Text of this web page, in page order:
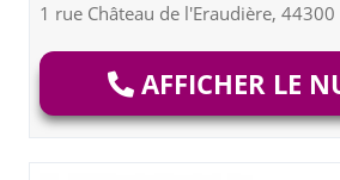
1 rue Château de l'Eraudière, 44300
AFFICHER LE